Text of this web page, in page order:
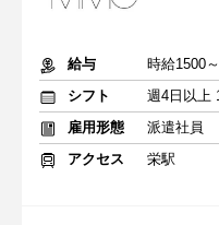
給与
時給1500
シフト
週4日以上
雇用形態
派遣社員
アクセス
栄駅